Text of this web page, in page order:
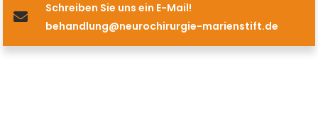
Schreiben Sie uns ein E-Mail!
behandlung@neurochirurgie-marienstift.de